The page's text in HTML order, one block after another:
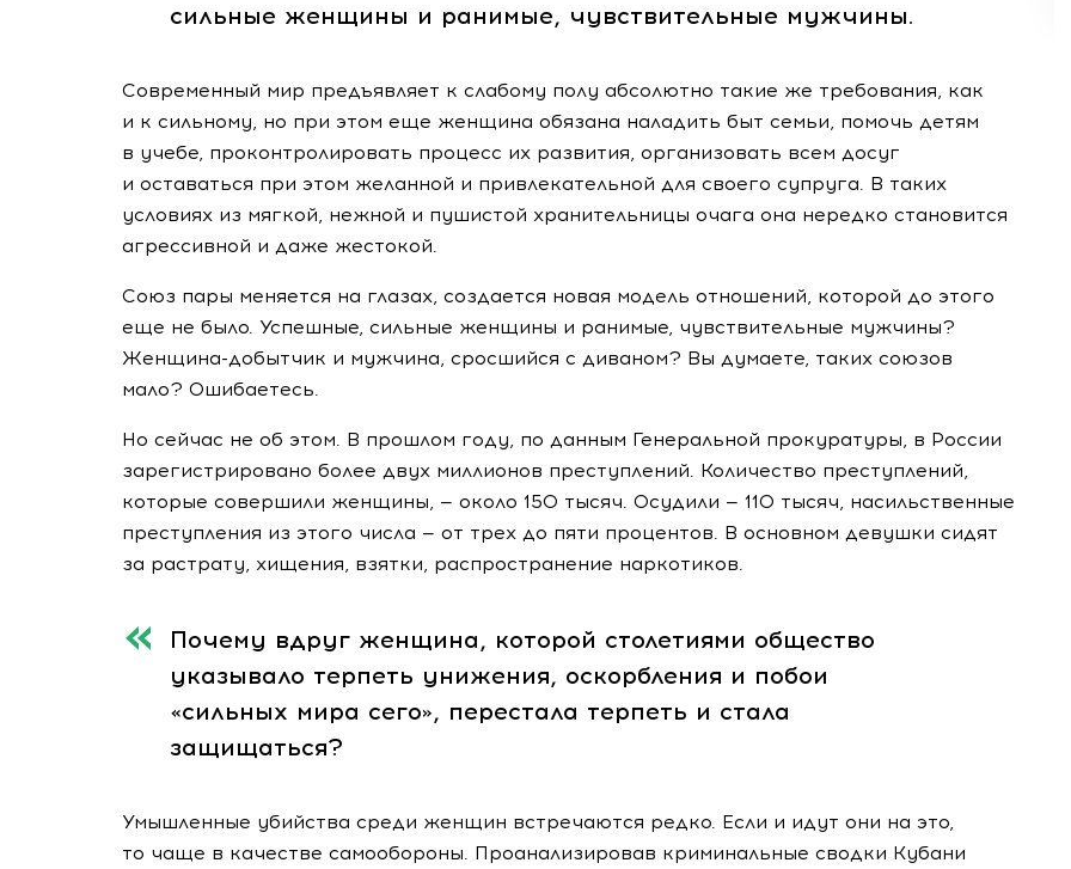
сильные женщины и ранимые, чувствительные мужчины.
Современный мир предъявляет к слабому полу абсолютно такие же требования, как
и к сильному, но при этом еще женщина обязана наладить быт семьи, помочь детям
в учебе, проконтролировать процесс их развития, организовать всем досуг
и оставаться при этом желанной и привлекательной для своего супруга. В таких
условиях из мягкой, нежной и пушистой хранительницы очага она нередко становится
агрессивной и даже жестокой.
Союз пары меняется на глазах, создается новая модель отношений, которой до этого
еще не было. Успешные, сильные женщины и ранимые, чувствительные мужчины?
Женщина-добытчик и мужчина, сросшийся с диваном? Вы думаете, таких союзов
мало? Ошибаетесь.
Но сейчас не об этом. В прошлом году, по данным Генеральной прокуратуры, в России
зарегистрировано более двух миллионов преступлений. Количество преступлений,
которые совершили женщины, — около 150 тысяч. Осудили — 110 тысяч, насильственные
преступления из этого числа — от трех до пяти процентов. В основном девушки сидят
за растрату, хищения, взятки, распространение наркотиков.
Почему вдруг женщина, которой столетиями общество
указывало терпеть унижения, оскорбления и побои
«сильных мира сего», перестала терпеть и стала
защищаться?
Умышленные убийства среди женщин встречаются редко. Если и идут они на это,
то чаще в качестве самообороны. Проанализировав криминальные сводки Кубани